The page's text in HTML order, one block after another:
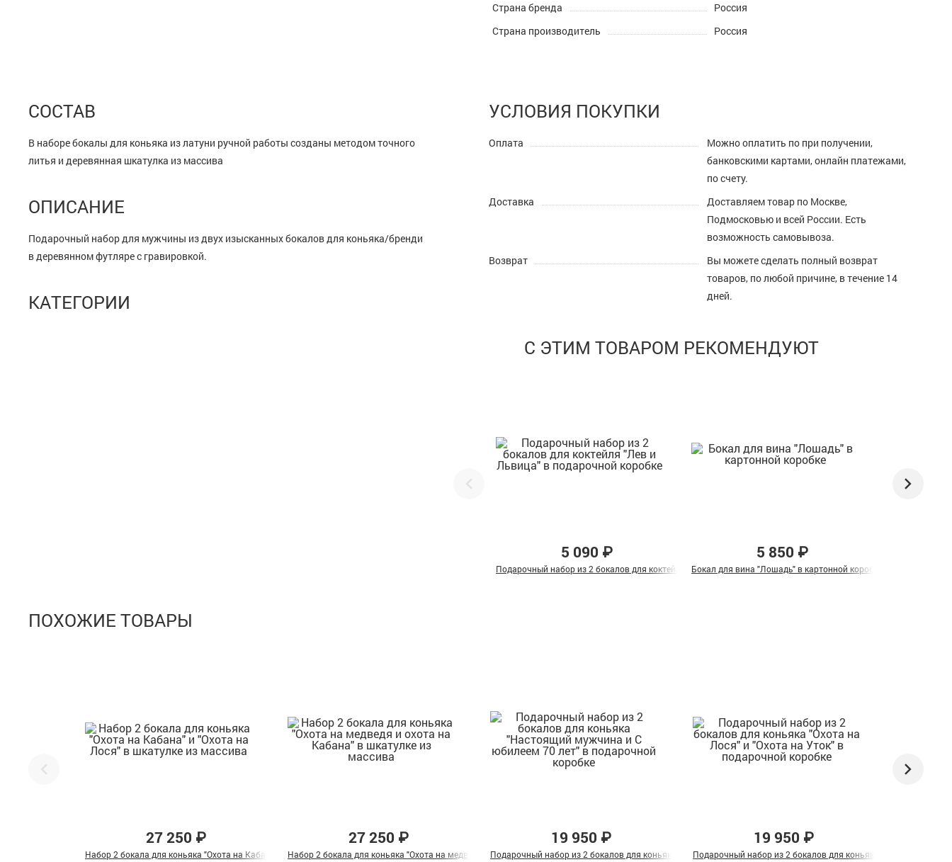
Страна бренда
Россия
Страна производитель
Россия
СОСТАВ
В наборе бокалы для коньяка из латуни ручной работы созданы методом точного
литья и деревянная шкатулка из массива
ОПИСАНИЕ
Подарочный набор для мужчины из двух изысканных бокалов для коньяка/бренди
в деревянном футляре с гравировкой.
КАТЕГОРИИ
УСЛОВИЯ ПОКУПКИ
Оплата
Можно оплатить по при получении,
банковскими картами, онлайн платежами,
по счету.
Доставка
Доставляем товар по Москве,
Подмосковью и всей России. Есть
возможность самовывоза.
Возврат
Вы можете сделать полный возврат
товаров, по любой причине, в течение 14
дней.
С ЭТИМ ТОВАРОМ РЕКОМЕНДУЮТ
5 090 ₽
Подарочный набор из 2 бокалов для коктейля "Лев и Львица" в подарочной коробке
5 850 ₽
Бокал для вина "Лошадь" в картонной коробке
ПОХОЖИЕ ТОВАРЫ
27 250 ₽
Набор 2 бокала для коньяка "Охота на Кабана" и "Охота на Лося" в шкатулке из массива
27 250 ₽
Набор 2 бокала для коньяка "Охота на медведя и охота на Кабана" в шкатулке из массива
19 950 ₽
Подарочный набор из 2 бокалов для коньяка "Настоящий мужчина и С юбилеем 70 лет" в подарочной коробке
19 950 ₽
Подарочный набор из 2 бокалов для коньяка "Охота на Лося"